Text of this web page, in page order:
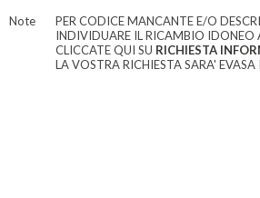
Note
PER CODICE MANCANTE E/O
INDIVIDUARE IL RICAMBIO IDONEO
CLICCATE QUI SU RICHIESTA
LA VOSTRA RICHIESTA SARA' EVASA